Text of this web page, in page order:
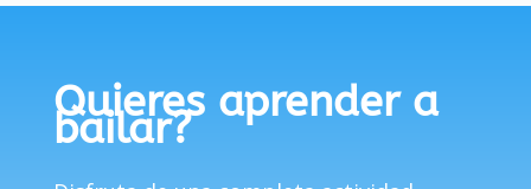
Quieres aprender a
bailar?